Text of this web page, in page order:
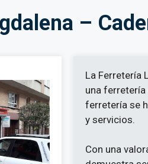
–
La Ferretería
una ferretería
ferretería se
y servicios.
Con una